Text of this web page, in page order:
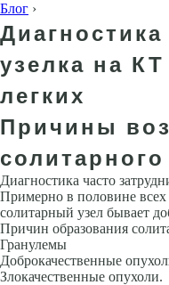
Блог ›
узелка на
легких
Причины
Диагностика часто
Примерно в половине всех
солитарный узел бывает
Причин образования
Гранулемы
Доброкачест­венные
Злокачественные опухоли.